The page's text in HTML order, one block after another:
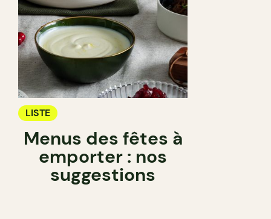
LISTE
Menus des fêtes à
emporter : nos
suggestions